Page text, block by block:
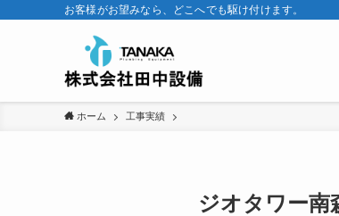
お客様がお望みなら、どこへでも駆け付けます。
ホーム 工事実績
ジオタワー南